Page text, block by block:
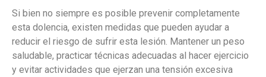
Si bien no siempre es posible prevenir completamente
esta dolencia, existen medidas que pueden ayudar a
reducir el riesgo de sufrir esta lesión. Mantener un peso
saludable, practicar técnicas adecuadas al hacer ejercicio
y evitar actividades que ejerzan una tensión excesiva